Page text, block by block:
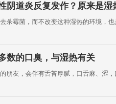
阴道炎反复发作？原来是湿
杀霉菌，而不改变这种湿热的环境，
数的口臭，与湿热有关
朋友，会伴有舌苔厚腻，口舌麻、涩